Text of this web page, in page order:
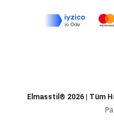
Elmasstil® 2026 | Tüm